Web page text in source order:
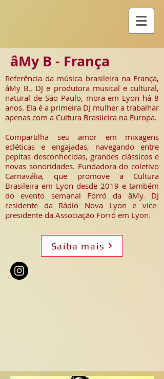
âMy B - França
Referência da música brasileira na França,
âMy B., DJ e produtora musical e cultural,
natural de São Paulo, mora em Lyon há 8
anos. Ela é a primeira DJ mulher a trabalhar
apenas com a Cultura Brasileira na Europa.
Compartilha seu amor em mixagens
ecléticas e engajadas, navegando entre
pepitas desconhecidas, grandes clássicos e
novas sonoridades. Fundadora do coletivo
Carnavália, que promove a Cultura
Brasileira em Lyon desde 2019 e também
do evento semanal Forró da âMy. DJ
residente da Rádio Nova Lyon e vice-
presidente da Associação Forró em Lyon.
Saiba mais